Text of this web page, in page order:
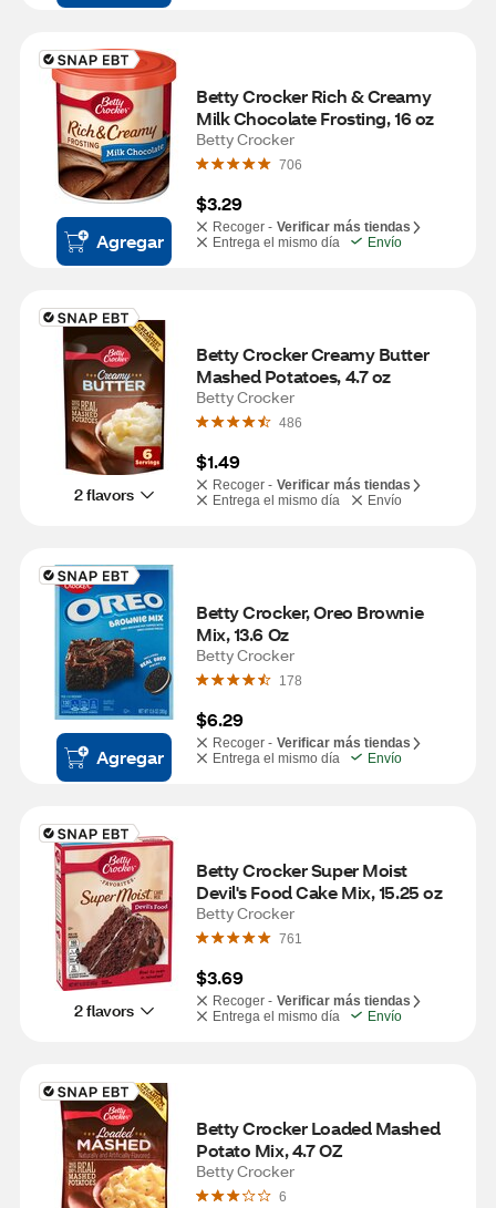
Agregar
Betty Crocker Rich & Creamy
Milk Chocolate Frosting, 16 oz
Betty Crocker
706
$3.29
Recoger - Verificar más tiendas
Entrega el mismo día
Envío
2 flavors
Betty Crocker Creamy Butter
Mashed Potatoes, 4.7 oz
Betty Crocker
486
$1.49
Recoger - Verificar más tiendas
Entrega el mismo día
Envío
Agregar
Betty Crocker, Oreo Brownie
Mix, 13.6 Oz
Betty Crocker
178
$6.29
Recoger - Verificar más tiendas
Entrega el mismo día
Envío
2 flavors
Betty Crocker Super Moist
Devil's Food Cake Mix, 15.25 oz
Betty Crocker
761
$3.69
Recoger - Verificar más tiendas
Entrega el mismo día
Envío
Betty Crocker Loaded Mashed
Potato Mix, 4.7 OZ
Betty Crocker
6